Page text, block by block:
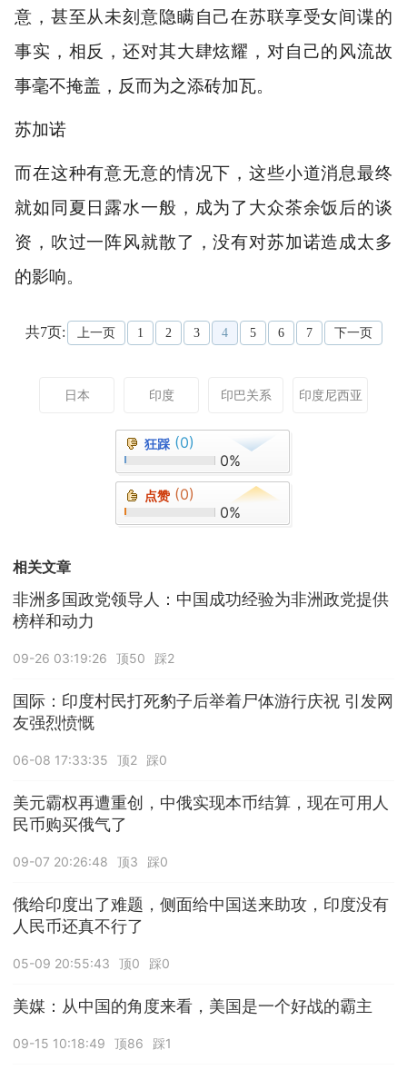
意，甚至从未刻意隐瞒自己在苏联享受女间谍的
事实，相反，还对其大肆炫耀，对自己的风流故
事毫不掩盖，反而为之添砖加瓦。
苏加诺
而在这种有意无意的情况下，这些小道消息最终
就如同夏日露水一般，成为了大众茶余饭后的谈
资，吹过一阵风就散了，没有对苏加诺造成太多
的影响。
共7页: 上一页 1 2 3 4 5 6 7 下一页
日本 印度 印巴关系 印度尼西亚
狂踩 (0)
0%
点赞 (0)
0%
相关文章
非洲多国政党领导人：中国成功经验为非洲政党提供
榜样和动力
09-26 03:19:26 顶50 踩2
国际：印度村民打死豹子后举着尸体游行庆祝 引发网
友强烈愤慨
06-08 17:33:35 顶2 踩0
美元霸权再遭重创，中俄实现本币结算，现在可用人
民币购买俄气了
09-07 20:26:48 顶3 踩0
俄给印度出了难题，侧面给中国送来助攻，印度没有
人民币还真不行了
05-09 20:55:43 顶0 踩0
美媒：从中国的角度来看，美国是一个好战的霸主
09-15 10:18:49 顶86 踩1